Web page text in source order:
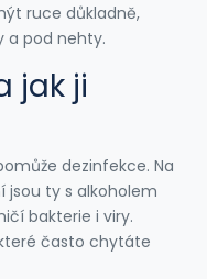
ruce důkladně,
a pod nehty.
jak ji
dezinfekce. Na
jsou ty s alkoholem
bakterie i viry.
často chytáte